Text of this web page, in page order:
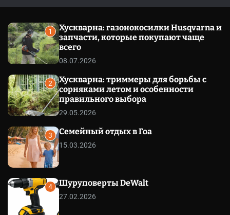
o
l
d
e
1
Хускварна: газонокосилки Husqvarna и
запчасти, которые покупают чаще
всего
08.07.2026
2
Хускварна: триммеры для борьбы с
сорняками летом и особенности
правильного выбора
29.05.2026
3 Семейный отдых в Гоа
15.03.2026
4 Шуруповерты DeWalt
27.02.2026